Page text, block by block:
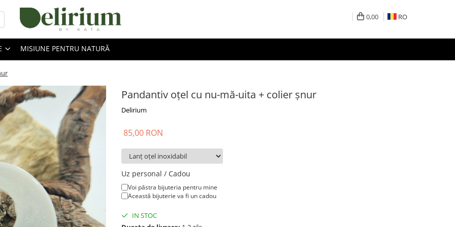
0,00 RO
MISIUNE PENTRU NATURĂ
Pandantiv oțel cu nu-mă-uita + colier șnur
Delirium
85,00 RON
Uz personal / Cadou
Voi păstra bijuteria pentru mine
Această bijuterie va fi un cadou
IN STOC